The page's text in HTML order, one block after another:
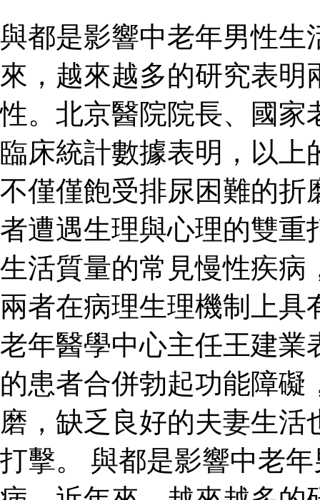
與都是影響中老年男性生
來，越來越多的研究表
性。北京醫院院長、國家
臨床統計數據表明，以上
不僅僅飽受排尿困難的折
者遭遇生理與心理的雙重
生活質量的常見慢性疾病
兩者在病理生理機制上
老年醫學中心主任王建業
的患者合併勃起功能障
磨，缺乏良好的夫妻生
打擊。 與都是影響中老